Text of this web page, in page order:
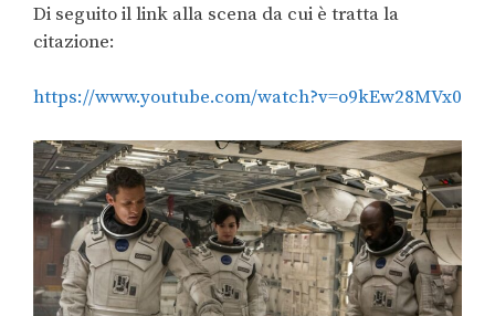
Di seguito il link alla scena da cui è tratta la
citazione:
https://www.youtube.com/watch?v=o9kEw28MVx0